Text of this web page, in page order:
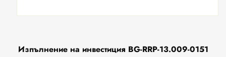
Изпълнение на инвестиция BG-RRP-13.009-0151